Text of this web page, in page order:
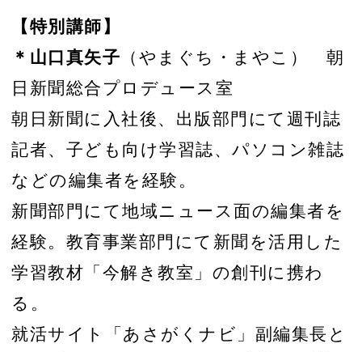
【特別講師】
＊山口真矢子 （やまぐち・まやこ） 朝
日新聞総合プロデュース室
朝日新聞に入社後、出版部門にて週刊誌
記者、子ども向け学習誌、パソコン雑誌
などの編集者を経験。
新聞部門にて地域ニュース面の編集者を
経験。教育事業部門にて新聞を活用した
学習教材「今解き教室」の創刊に携わ
る。
就活サイト「あさがくナビ」副編集長と